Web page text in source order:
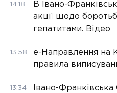
14:18
В Івано-
акції щодо
гепатитами. Відео
13:58
е-Направлення на
правила
13:34
Івано-